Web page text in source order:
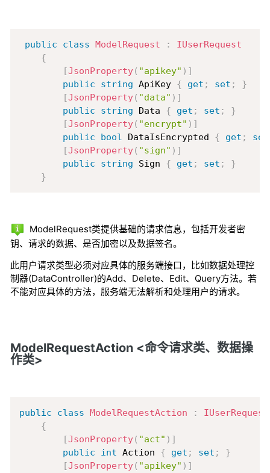
public class ModelRequest :
IUserRequest
{
[JsonProperty( "apikey" ) ]
public
string ApiKey { get ; set ;
}
[JsonProperty( "data" ) ]
public
string Data { get ; set ;
}
[JsonProperty( "encrypt" ) ]
public
bool DataIsEncrypted { get ; set
[JsonProperty( "sign" ) ]
public
string Sign { get ; set ;
}
}
ModelRequest类提供基础的请求信息，包括开发者密
钥、请求的数据、是否加密以及数据签名。
此用户请求类型必须对应具体的服务端接口，比如数据处理控
制器(DataController)的Add、Delete、Edit、Query方法。若
不能对应具体的方法，服务端无法解析和处理用户的请求。
ModelRequestAction <命令请求类、数据操
作类>
public class ModelRequestAction :
{
[JsonProperty( "act" ) ]
public
int Action { get ; set ;
}
[JsonProperty( "apikey" ) ]